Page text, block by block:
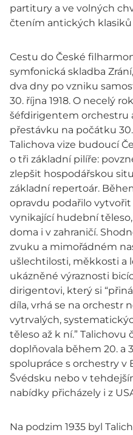
partitury a ve volných
čtením antických klasiků
Cestu do České
symfonická skladba
dva dny po vzniku
30. října 1918. O necelý
šéfdirigentem orchestru
přestávku na počátku 30.
Talichova vize budoucí
o tři základní pilíře:
zlepšit hospodářskou
základní repertoár.
opravdu podařilo
vynikající hudební
doma i v zahraničí.
zvuku a mimořádném
ušlechtilosti, měkkosti a
ukázněné výraznosti
dirigentovi, který si
díla, vrhá se na orchestr
vytrvalých,
těleso až k ní.”
doplňovala během 20. a
spolupráce s orchestry v
Švédsku nebo v
nabídky přicházely i z
Na podzim 1935 byl